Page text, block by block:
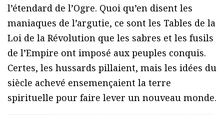
l’étendard de l’Ogre. Quoi qu’en disent les
maniaques de l’argutie, ce sont les Tables de la
Loi de la Révolution que les sabres et les fusils
de l’Empire ont imposé aux peuples conquis.
Certes, les hussards pillaient, mais les idées du
siècle achevé ensemençaient la terre
spirituelle pour faire lever un nouveau monde.